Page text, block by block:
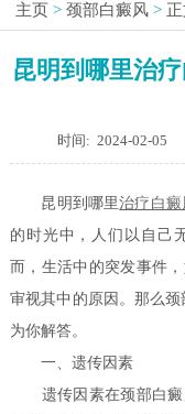
主页 > 颈部白癜风 >
昆明到哪里治
时间: 2024-02-05
昆明到哪里治疗白癜
的时光中，人们以自己
而，生活中的突发事件
审视其中的原因。那么颈
为你解答。
一、遗传因素
遗传因素在颈部白癜